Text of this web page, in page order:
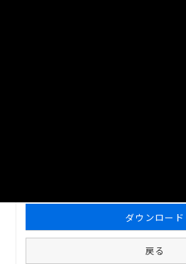
ダウンロード
戻る